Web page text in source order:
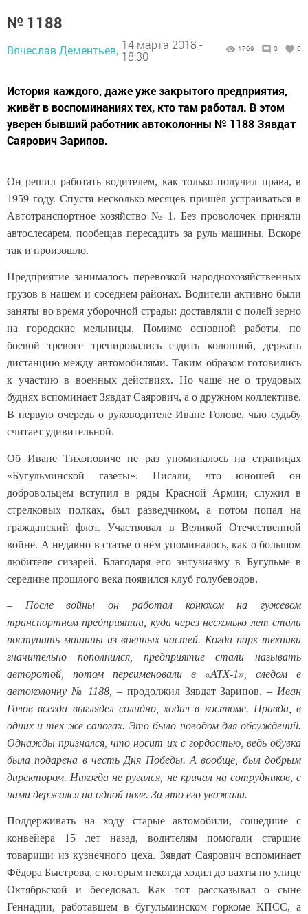
№ 1188
Вячеслав Дементьев, 14 марта 2018 -
18:30
1769 0 0
История каждого, даже уже закрытого предприятия,
живёт в воспоминаниях тех, кто там работал. В этом
уверен бывший работник автоколонны № 1188 Зявдат
Саярович Зарипов.
Он решил работать водителем, как только получил права, в
1959 году. Спустя несколько месяцев пришёл устраиваться в
Автотранспортное хозяйство № 1. Без проволочек приняли
автослесарем, пообещав пересадить за руль машины. Вскоре
так и произошло.
Предприятие занималось перевозкой народнохозяйственных
грузов в нашем и соседнем районах. Водители активно были
заняты во время уборочной страды: доставляли с полей зерно
на городские мельницы. Помимо основной работы, по
боевой тревоге тренировались ездить колонной, держать
дистанцию между автомобилями. Таким образом готовились
к участию в военных действиях. Но чаще не о трудовых
буднях вспоминает Зявдат Саярович, а о дружном коллективе.
В первую очередь о руководителе Иване Голове, чью судьбу
считает удивительной.
Об Иване Тихоновиче не раз упоминалось на страницах
«Бугульминской газеты». Писали, что юношей он
добровольцем вступил в ряды Красной Армии, служил в
стрелковых полках, был разведчиком, а потом попал на
гражданский флот. Участвовал в Великой Отечественной
войне. А недавно в статье о нём упоминалось, как о большом
любителе сизарей. Благодаря его энтузиазму в Бугульме в
середине прошлого века появился клуб голубеводов.
– После войны он работал конюхом на гужевом
транспортном предприятии, куда через несколько лет стали
поступать машины из военных частей. Когда парк техники
значительно пополнился, предприятие стали называть
авторотой, потом переименовали в «АТХ-1», следом в
автоколонну № 1188,– продолжил Зявдат Зарипов. – Иван
Голов всегда выглядел солидно, ходил в костюме. Правда, в
одних и тех же сапогах. Это было поводом для обсуждений.
Однажды признался, что носит их с гордостью, ведь обувка
была подарена в честь Дня Победы. А вообще, был добрым
директором. Никогда не ругался, не кричал на сотрудников, с
нами держался на одной ноге. За это его уважали.
Поддерживать на ходу старые автомобили, сошедшие с
конвейера 15 лет назад, водителям помогали старшие
товарищи из кузнечного цеха. Зявдат Саярович вспоминает
Фёдора Быстрова, с которым некогда ходил до вахты по улице
Октябрьской и беседовал. Как тот рассказывал о сыне
Геннадии, работавшем в бугульминском горкоме КПСС, а